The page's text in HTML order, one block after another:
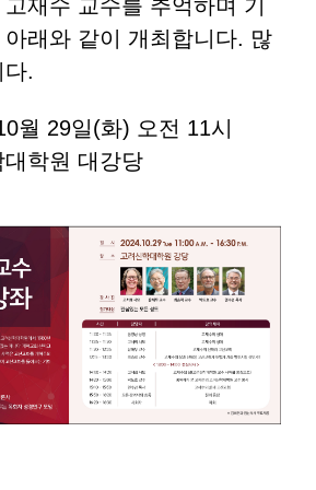
재수 교수를 추억하며 기
래와 같이 개최합니다. 많
.
월 29일(화) 오전 11시
학원 대강당